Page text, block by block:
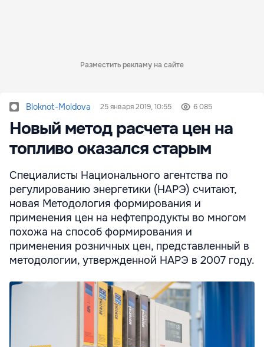
Разместить рекламу на сайте
Bloknot-Moldova 25 января 2019, 10:55 6 085
Новый метод расчета цен на
топливо оказался старым
Специалисты Национального агентства по
регулированию энергетики (НАРЭ) считают,
новая Методология формирования и
применения цен на нефтепродукты во многом
похожа на способ формирования и
применения розничных цен, представленный в
методологии, утвержденной НАРЭ в 2007 году.